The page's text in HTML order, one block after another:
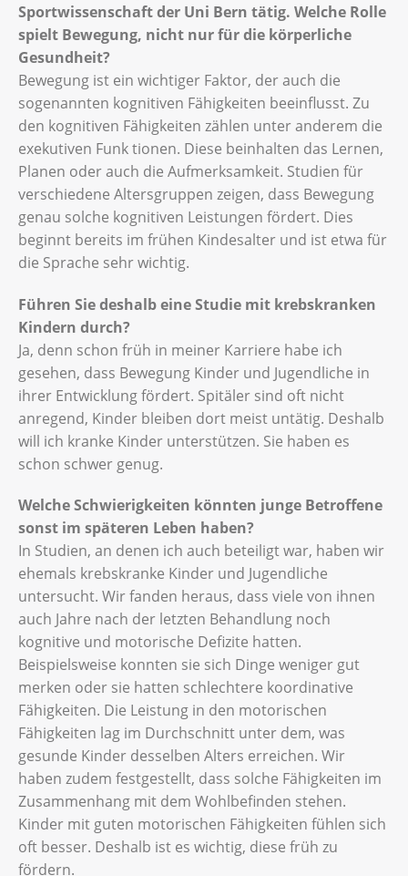
Sportwissenschaft der Uni Bern tätig. Welche Rolle
spielt Bewegung, nicht nur für die körperliche
Gesundheit?
Bewegung ist ein wichtiger Faktor, der auch die
sogenannten kognitiven Fähigkeiten beeinflusst. Zu
den kognitiven Fähigkeiten zählen unter anderem die
exekutiven Funk tionen. Diese beinhalten das Lernen,
Planen oder auch die Aufmerksamkeit. Studien für
verschiedene Altersgruppen zeigen, dass Bewegung
genau solche kognitiven Leistungen fördert. Dies
beginnt bereits im frühen Kindesalter und ist etwa für
die Sprache sehr wichtig.
Führen Sie deshalb eine Studie mit krebskranken
Kindern durch?
Ja, denn schon früh in meiner Karriere habe ich
gesehen, dass Bewegung Kinder und Jugendliche in
ihrer Entwicklung fördert. Spitäler sind oft nicht
anregend, Kinder bleiben dort meist untätig. Deshalb
will ich kranke Kinder unterstützen. Sie haben es
schon schwer genug.
Welche Schwierigkeiten könnten junge Betroffene
sonst im späteren Leben haben?
In Studien, an denen ich auch beteiligt war, haben wir
ehemals krebskranke Kinder und Jugendliche
untersucht. Wir fanden heraus, dass viele von ihnen
auch Jahre nach der letzten Behandlung noch
kognitive und motorische Defizite hatten.
Beispielsweise konnten sie sich Dinge weniger gut
merken oder sie hatten schlechtere koordinative
Fähigkeiten. Die Leistung in den motorischen
Fähigkeiten lag im Durchschnitt unter dem, was
gesunde Kinder desselben Alters erreichen. Wir
haben zudem festgestellt, dass solche Fähigkeiten im
Zusammenhang mit dem Wohlbefinden stehen.
Kinder mit guten motorischen Fähigkeiten fühlen sich
oft besser. Deshalb ist es wichtig, diese früh zu
fördern.